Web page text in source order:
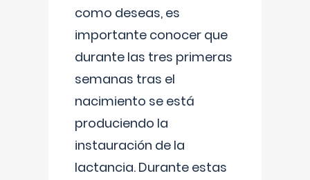
como deseas, es
importante conocer que
durante las tres primeras
semanas tras el
nacimiento se está
produciendo la
instauración de la
lactancia. Durante estas